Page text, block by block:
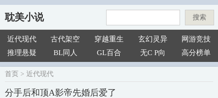
耽美小说 搜索
近代现代 古代架空 穿越重生 玄幻灵异
网游竞技
推理悬疑
BL同人 GL百合 无C P向 高分榜单
首页 > 近代现代
分手后和顶A影帝先婚后爱了